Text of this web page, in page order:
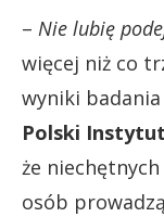
– Nie lubię
więcej niż co
wyniki
Polski
że
osób